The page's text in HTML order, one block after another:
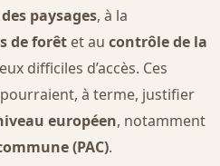
paysages, à la
de forêtet au contrôle de la
difficiles d’accès. Ces
à terme, justifier
européen, notamment
(PAC).